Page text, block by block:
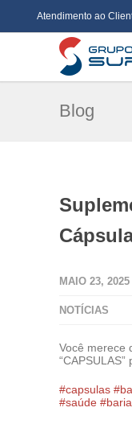
Atendimento ao
Blog
MAIO 23, 2025
NOTÍCIAS
Você merece
#capsulas
#saúde